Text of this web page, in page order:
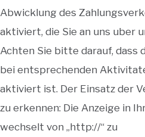
Abwicklung des
aktiviert, die Sie an uns uber
Achten Sie bitte darauf, dass
bei entsprechenden
aktiviert ist. Der Einsatz der
zu erkennen: Die Anzeige in
wechselt von „http://“ zu